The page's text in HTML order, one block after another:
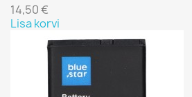
14,50 €
Lisa korvi